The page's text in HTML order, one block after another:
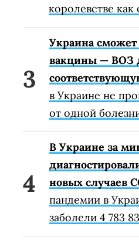
королевстве
Украина
вакцины — ВОЗ
в Украине не
от одной
В Украине за
новых случаев
пандемии в
заболели 4 783